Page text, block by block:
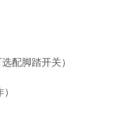
配脚踏开关）